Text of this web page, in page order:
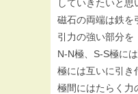
していきたいと思
磁石の両端は鉄を
引力の強い部分を
N-N極、S-S極に
極には互いに引き
極間にはたらく力